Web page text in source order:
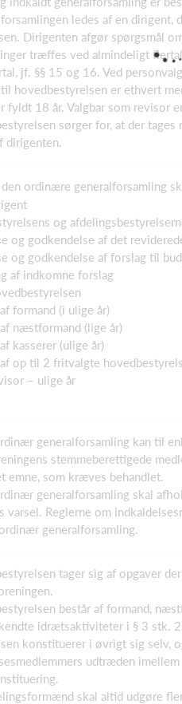
ledes af en
Dirigenten afgør spørgsmål
træffes ved almindeligt
jf. §§ 15 og 16. Ved
til hovedbestyrelsen er ethvert
fyldt 18 år. Valgbar som revisor
sørger for, at der
dirigenten.
ordinære generalforsamling
og
og godkendelse af det
og godkendelse af forslag til
af indkomne forslag
formand (i ulige år)
næstformand (lige år)
kasserer (ulige år)
op til 2 fritvalgte
– ulige år
generalforsamling kan til
stemmeberettigede
emne, som kræves behandlet.
generalforsamling skal
varsel. Reglerne om
generalforsamling.
tager sig af opgaver
består af formand,
idrætsaktiviteter i § 3 stk.
konstituerer i øvrigt sig selv,
udtræden
skal altid udgøre